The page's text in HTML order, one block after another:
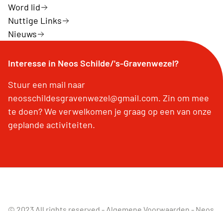
Word lid
Nuttige Links
Nieuws
Interesse in Neos Schilde/'s-Gravenwezel?
Stuur een mail naar
neosschildesgravenwezel@gmail.com. Zin om mee
te doen? We verwelkomen je graag op een van onze
geplande activiteiten.